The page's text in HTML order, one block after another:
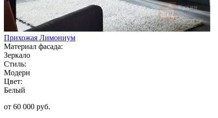
Прихожая Лимониум
Материал фасада:
Зеркало
Стиль:
Модерн
Цвет:
Белый
от 60 000 руб.